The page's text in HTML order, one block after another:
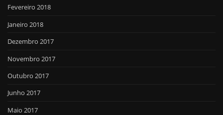
Fevereiro 2018
Janeiro 2018
Dezembro 2017
Novembro 2017
Outubro 2017
Junho 2017
Maio 2017